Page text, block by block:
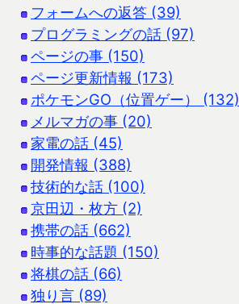
フォームへの返答 (39)
プログラミングの話 (97)
ページの事 (150)
ページ更新情報 (173)
ポケモンGO（位置ゲー） (132)
メルマガの事 (20)
家電の話 (45)
開発情報 (388)
技術的な話 (100)
京田辺・枚方 (2)
携帯の話 (662)
時事的な話題 (150)
将棋の話 (66)
独り言 (89)